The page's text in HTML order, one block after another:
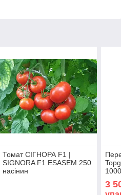
Томат СІГНОРА F1 |
SIGNORA F1 ESASEM 250
насінин
3